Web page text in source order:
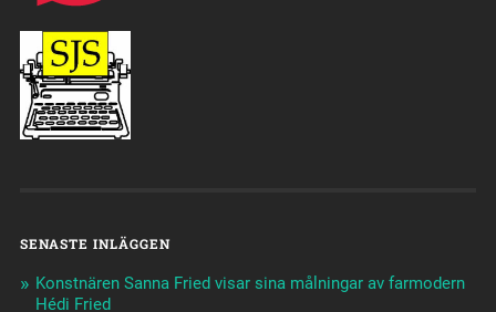
SENASTE INLÄGGEN
Konstnären Sanna Fried visar sina målningar av farmodern
Hédi Fried